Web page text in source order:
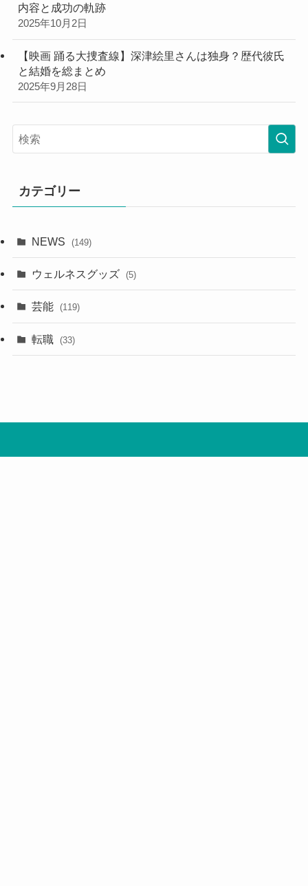
内容と成功の軌跡
2025年10月2日
【映画 踊る大捜査線】深津絵里さんは独身？歴代彼氏
と結婚を総まとめ
2025年9月28日
カテゴリー
NEWS (149)
ウェルネスグッズ (5)
芸能 (119)
転職 (33)